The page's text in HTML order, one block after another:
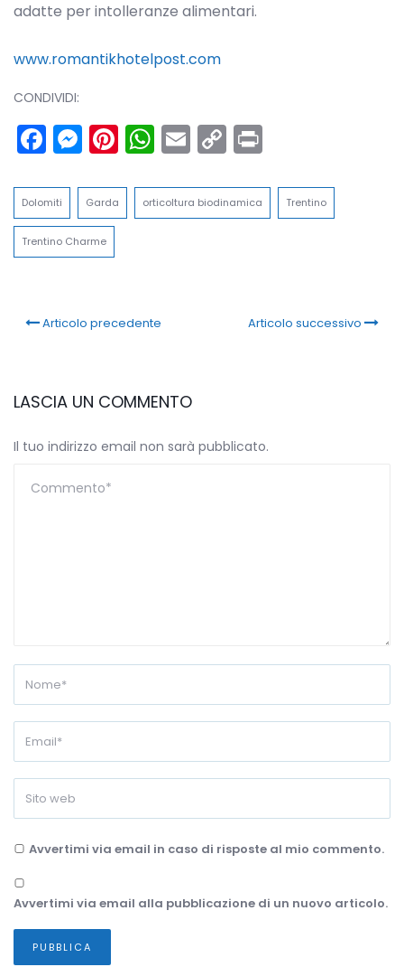
adatte per intolleranze alimentari.
www.romantikhotelpost.com
CONDIVIDI:
Facebook
Messenger
Pinterest
WhatsApp
Email
Copy
Link
Dolomiti Garda orticoltura biodinamica Trentino
Trentino Charme
Articolo precedente Articolo successivo
LASCIA UN COMMENTO
Il tuo indirizzo email non sarà pubblicato.
Avvertimi via email in caso di risposte al mio commento.
Avvertimi via email alla pubblicazione di un nuovo articolo.